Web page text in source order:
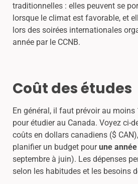
traditionnelles : elles peuvent se
lorsque le climat est favorable, et
lors des soirées internationales
année par le CCNB.
Coût des études
En général, il faut prévoir au
pour étudier au Canada. Voyez ci-
coûts en dollars canadiens ($
planifier un budget pourune
septembre à juin). Les dépenses
selon les habitudes et les besoins